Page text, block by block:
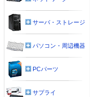
サーバ・ストレージ
パソコン・周辺機器
PCパーツ
サプライ